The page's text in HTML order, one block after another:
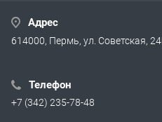
Адрес
614000, Пермь, ул. Советская,
Телефон
+7 (342) 235-78-48